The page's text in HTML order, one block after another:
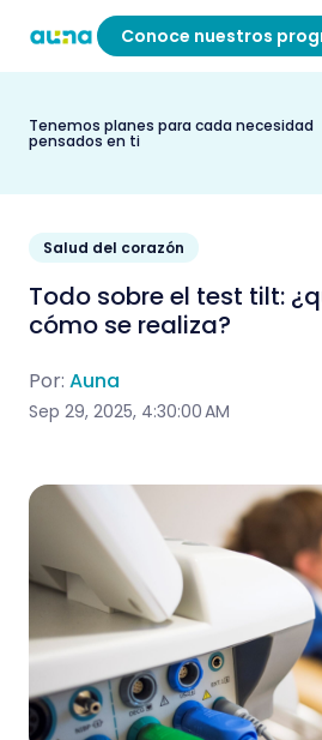
Conoce nuestros
Tenemos planes para cada necesidad
pensados en ti
Salud del corazón
Todo sobre el test tilt:
cómo se realiza?
Por: Auna
Sep 29, 2025, 4:30:00 AM